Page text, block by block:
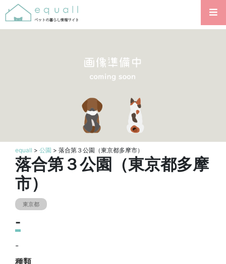
equall > 公園 > 落合第３公園（東京都多摩市）
落合第３公園（東京都多摩
市）
東京都
-
-
種類